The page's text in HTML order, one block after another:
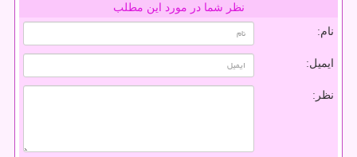
نظر شما در مورد این مطلب
نام:
ایمیل:
نظر: